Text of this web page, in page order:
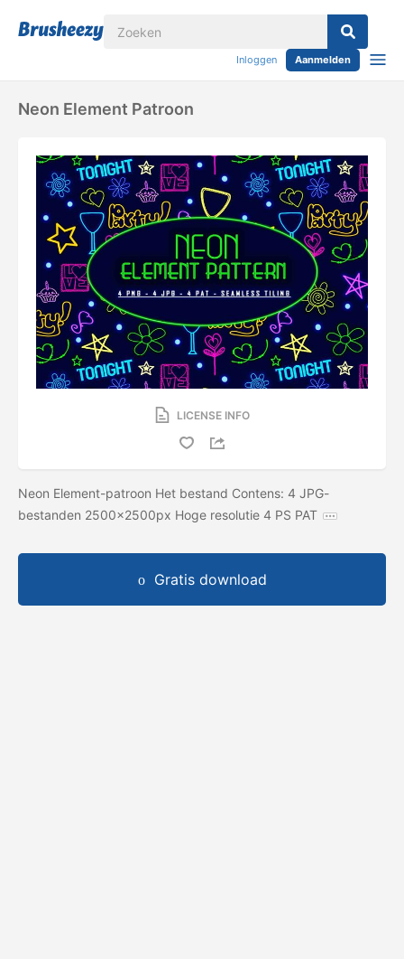
Inloggen Aanmelden
Neon Element Patroon
LICENSE INFO
Neon Element-patroon Het bestand Contens: 4 JPG-
bestanden 2500x2500px Hoge resolutie 4 PS PAT
Gratis download